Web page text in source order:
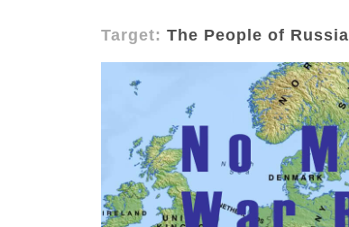
Target: The People of Russia